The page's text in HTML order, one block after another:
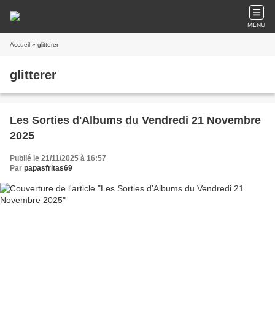
MENU
Accueil » glitterer
glitterer
Les Sorties d'Albums du Vendredi 21 Novembre
2025
Publié le 21/11/2025 à 16:57
Par papasfritas69